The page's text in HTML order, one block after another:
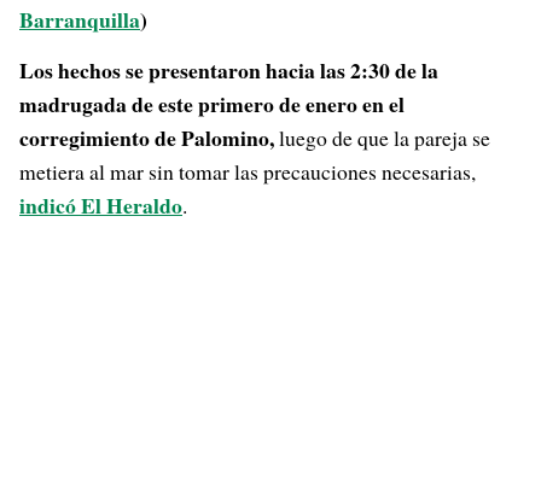
Barranquilla)
Los hechos se presentaron hacia las 2:30 de la
madrugada de este primero de enero en el
corregimiento de Palomino,luego de que la pareja se
metiera al mar sin tomar las precauciones necesarias,
indicó El Heraldo.